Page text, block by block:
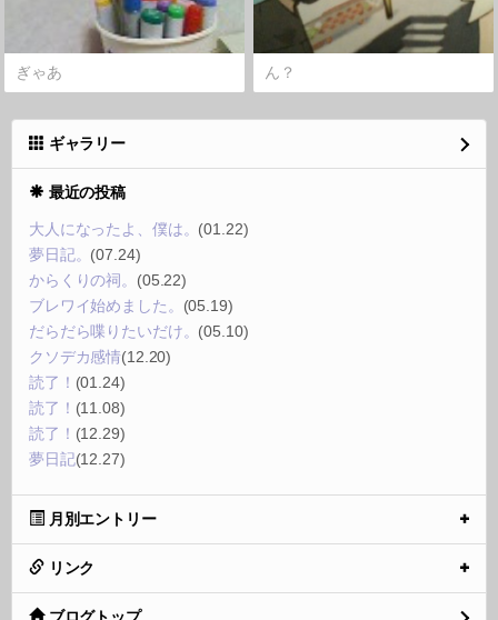
ぎゃあ ん？
ギャラリー
最近の投稿
大人になったよ、僕は。 (01.22)
夢日記。 (07.24)
からくりの祠。 (05.22)
ブレワイ始めました。 (05.19)
だらだら喋りたいだけ。 (05.10)
クソデカ感情(12.20)
読了！ (01.24)
読了！ (11.08)
読了！ (12.29)
夢日記(12.27)
月別エントリー
リンク